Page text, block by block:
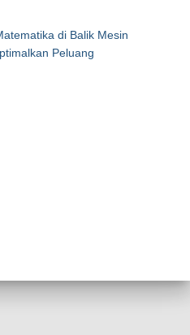
di Balik Mesin
Peluang